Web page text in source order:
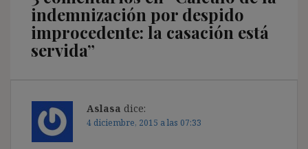
indemnización por despido
improcedente: la casación está
servida”
Aslasa dice:
4 diciembre, 2015 a las 07:33